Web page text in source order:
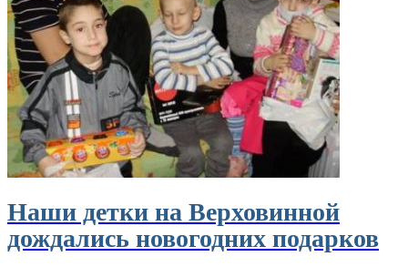
Наши детки на Верховинной
дождались новогодних подарков